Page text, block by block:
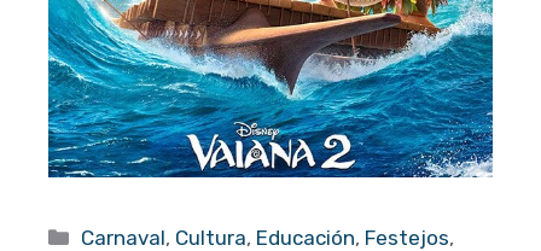
Categorías
Carnaval, Cultura, Educación, Festejos,